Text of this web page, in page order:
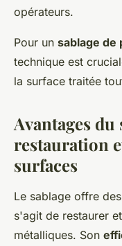
opérateurs.
Pour un sablage de
technique est
la surface traitée
Avantages du
restauration
surfaces
Le sablage offre des
s'agit de restaurer
métalliques. Son